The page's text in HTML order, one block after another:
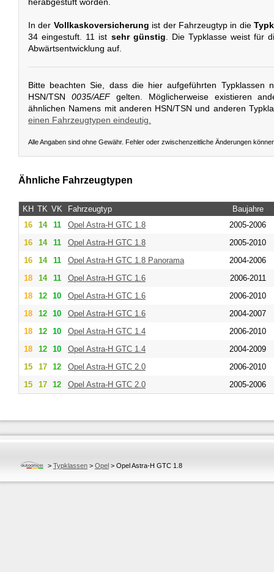
In der Vollkaskoversicherung ist der Fahrzeugtyp in die
34 eingestuft. 11 ist sehr günstig. Die Typklasse weist für
Abwärtsentwicklung auf.
Bitte beachten Sie, dass die hier aufgeführten Typklassen
HSN/TSN 0035/AEFgelten. Möglicherweise existieren
ähnlichen Namens mit anderen HSN/TSN und anderen
einen Fahrzeugtypen eindeutig.
Alle Angaben sind ohne Gewähr. Fehler oder zwischenzeitliche Änderungen
Ähnliche Fahrzeugtypen
KH TK VK Fahrzeugtyp
Baujahre
16
14 11 Opel Astra-H GTC 1.8
2005-2006
16
14 11 Opel Astra-H GTC 1.8 2005-2010
16
14 11 Opel Astra-H GTC 1.8 Panorama
2004-2006
18
14 11 Opel Astra-H GTC 1.6
2006-2011
18
12 10 Opel Astra-H GTC 1.6
2006-2010
18
12 10 Opel Astra-H GTC 1.6
2004-2007
18
12 10 Opel Astra-H GTC 1.4
2006-2010
18
12 10 Opel Astra-H GTC 1.4
2004-2009
15
17 12 Opel Astra-H GTC 2.0 2006-2010
15
17 12 Opel Astra-H GTC 2.0 2005-2006
> Typklassen > Opel > Opel Astra-H GTC 1.8